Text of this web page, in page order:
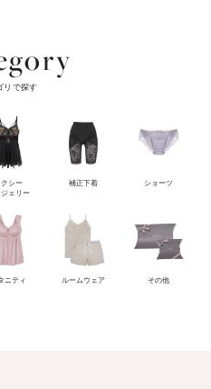
リで探す
シー
ジェリー
補正下着 ショーツ
ニティ ルームウェア その他